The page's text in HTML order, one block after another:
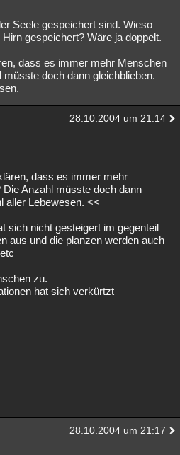
Seele gespeichert sind. Wieso
gespeichert? Wäre ja doppelt.
dass es immer mehr Menschen
doch dann gleichblieben.
28.10.2004 um 21:14
dass es immer mehr
Anzahl müsste doch dann
aller Lebewesen. <<
sich nicht gesteigert im gegenteil
aus und die planzen werden auch
zu.
hat sich verkürtzt
28.10.2004 um 21:17